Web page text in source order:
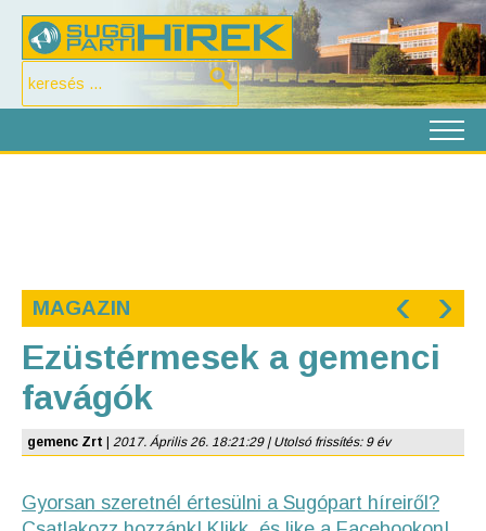
MAGAZIN ‹ ›
Ezüstérmesek a gemenci
favágók
gemenc Zrt 2017. Április 26. 18:21:29 | Utolsó frissítés: 9 év
Gyorsan szeretnél értesülni a Sugópart híreiről?